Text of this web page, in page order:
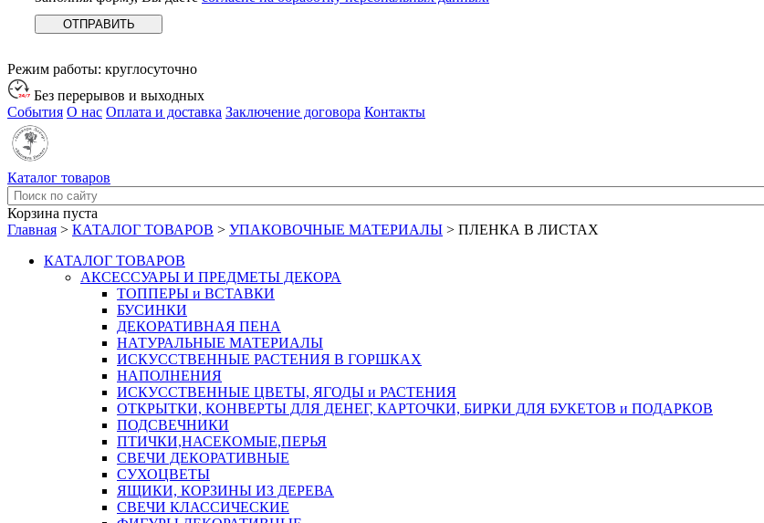
Режим работы: круглосуточно
Без перерывов и выходных
События О нас Оплата и доставка Заключение договора Контакты
Каталог товаров
Корзина пуста
Главная > КАТАЛОГ ТОВАРОВ > УПАКОВОЧНЫЕ МАТЕРИАЛЫ > ПЛЕНКА В ЛИСТАХ
КАТАЛОГ ТОВАРОВ
АКСЕССУАРЫ И ПРЕДМЕТЫ ДЕКОРА
ТОППЕРЫ и ВСТАВКИ
БУСИНКИ
ДЕКОРАТИВНАЯ ПЕНА
НАТУРАЛЬНЫЕ МАТЕРИАЛЫ
ИСКУССТВЕННЫЕ РАСТЕНИЯ В ГОРШКАХ
НАПОЛНЕНИЯ
ИСКУССТВЕННЫЕ ЦВЕТЫ, ЯГОДЫ и РАСТЕНИЯ
ОТКРЫТКИ, КОНВЕРТЫ ДЛЯ ДЕНЕГ, КАРТОЧКИ, БИРКИ ДЛЯ БУКЕТОВ и ПОДАРКОВ
ПОДСВЕЧНИКИ
ПТИЧКИ,НАСЕКОМЫЕ,ПЕРЬЯ
СВЕЧИ ДЕКОРАТИВНЫЕ
СУХОЦВЕТЫ
ЯЩИКИ, КОРЗИНЫ ИЗ ДЕРЕВА
СВЕЧИ КЛАССИЧЕСКИЕ